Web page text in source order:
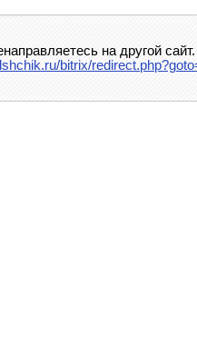
на другой
bitrix/